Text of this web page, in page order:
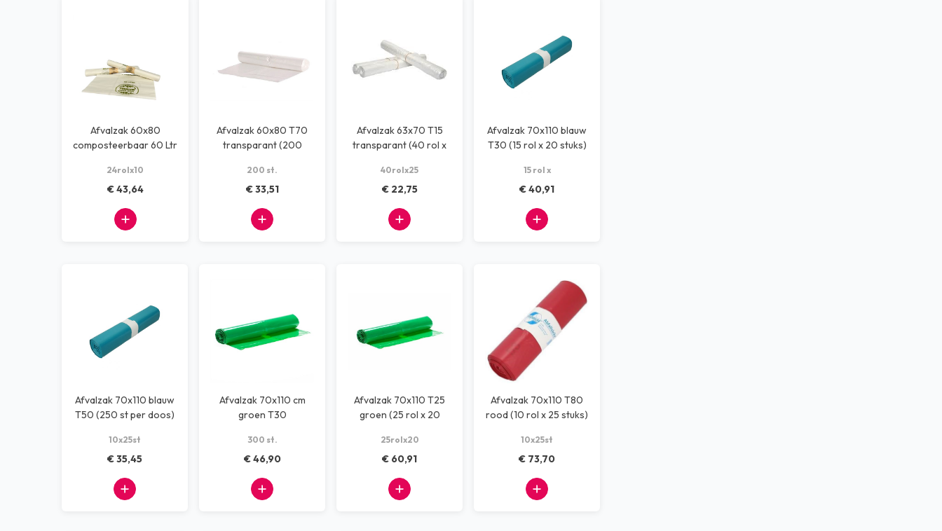
Afvalzak 60x80
composteerbaar 60 Ltr
24rolx10
€ 43,64
Afvalzak 60x80 T70
transparant (200
200 st.
€ 33,51
Afvalzak 63x70 T15
transparant (40 rol x
40rolx25
€ 22,75
Afvalzak 70x110 blauw
T30 (15 rol x 20 stuks)
15 rol x
€ 40,91
Afvalzak 70x110 blauw
T50 (250 st per doos)
10x25st
€ 35,45
Afvalzak 70x110 cm
groen T30
300 st.
€ 46,90
Afvalzak 70x110 T25
groen (25 rol x 20
25rolx20
€ 60,91
Afvalzak 70x110 T80
rood (10 rol x 25 stuks)
10x25st
€ 73,70